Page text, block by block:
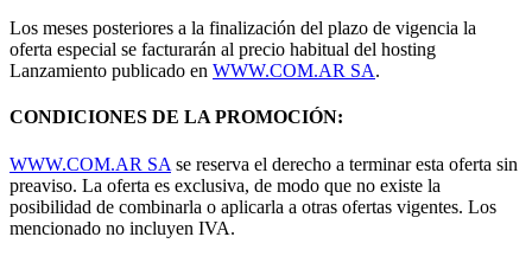
Los meses posteriores a la finalización del plazo de vigencia la
oferta especial se facturarán al precio habitual del hosting
Lanzamiento publicado en WWW.COM.AR SA.
CONDICIONES DE LA PROMOCIÓN:
WWW.COM.AR SA se reserva el derecho a terminar esta oferta sin
preaviso. La oferta es exclusiva, de modo que no existe la
posibilidad de combinarla o aplicarla a otras ofertas vigentes. Los
mencionado no incluyen IVA.